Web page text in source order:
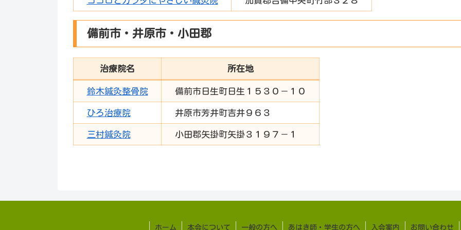
備前市・井原市・小田郡
治療院名 所在地
鈴木鍼灸整骨院 備前市日生町日生１５３０－１０
ひろ治療院 井原市芳井町吉井９６３
三村鍼灸院 小田郡矢掛町矢掛３１９７－１
ホーム 本会について 一般の方へ あはき師・学生の方へ 入会案内 お問い合わせ